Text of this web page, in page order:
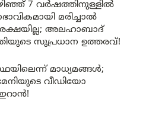
7 വർഷത്തിനുള്ളിൽ
മരിച്ചാൽ
അലഹാബാദ്
സുപ്രധാന ഉത്തരവ്!
മാധ്യമങ്ങൾ;
വീഡിയോ